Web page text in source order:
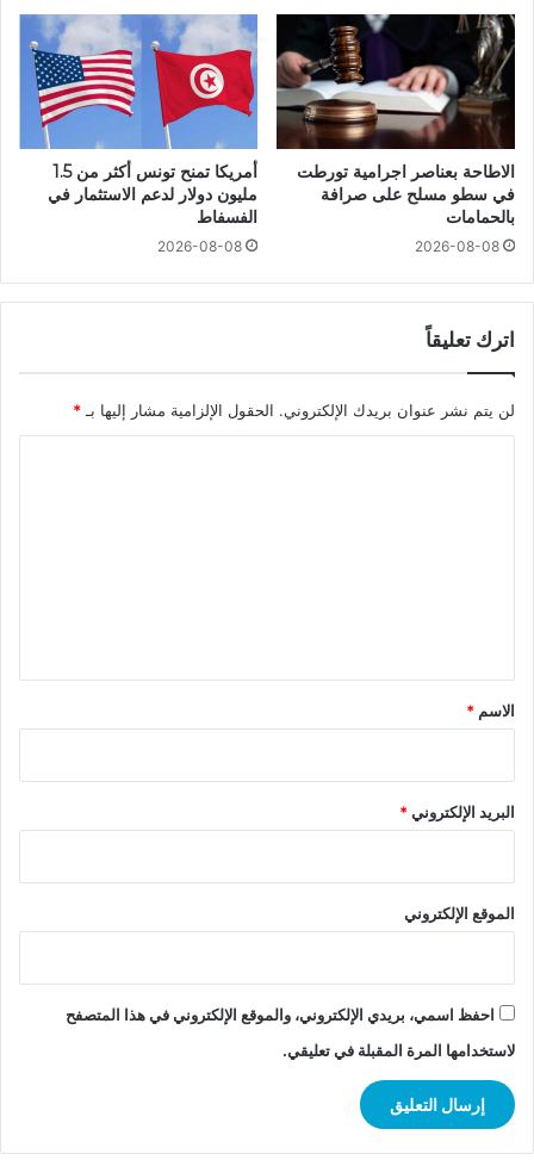
الاطاحة بعناصر اجرامية تورطت
في سطو مسلح على صرافة
بالحمامات
2026-08-08
أمريكا تمنح تونس أكثر من 1.5
مليون دولار لدعم الاستثمار في
الفسفاط
2026-08-08
اترك تعليقاً
لن يتم نشر عنوان بريدك الإلكتروني. الحقول الإلزامية مشار إليها بـ *
*
الاسم *
البريد الإلكتروني*
الموقع الإلكتروني
احفظ اسمي، بريدي الإلكتروني، والموقع الإلكتروني في هذا المتصفح
لاستخدامها المرة المقبلة في تعليقي.